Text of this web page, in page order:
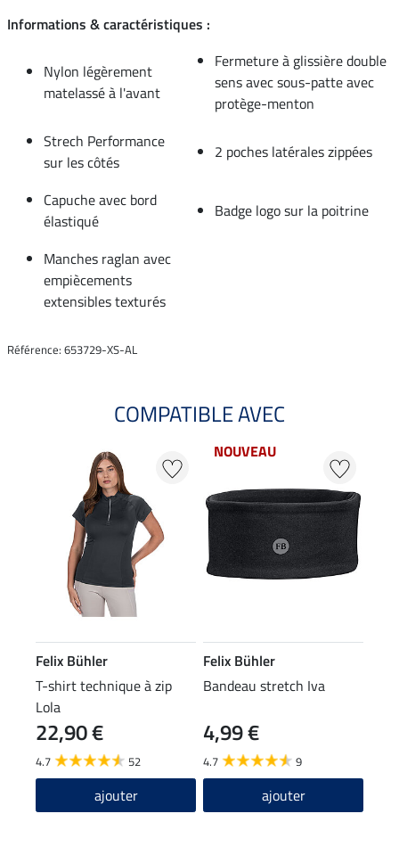
Informations & caractéristiques :
Nylon légèrement
matelassé à l'avant
Fermeture à glissière double
sens avec sous-patte avec
protège-menton
Strech Performance
sur les côtés
2 poches latérales zippées
Capuche avec bord
élastiqué
Badge logo sur la poitrine
Manches raglan avec
empiècements
extensibles texturés
Référence: 653729-XS-AL
COMPATIBLE AVEC
Felix Bühler
T-shirt technique à zip
Lola
22,90 €
4.7 52
ajouter
NOUVEAU
Felix Bühler
Bandeau stretch Iva
4,99 €
4.7 9
ajouter